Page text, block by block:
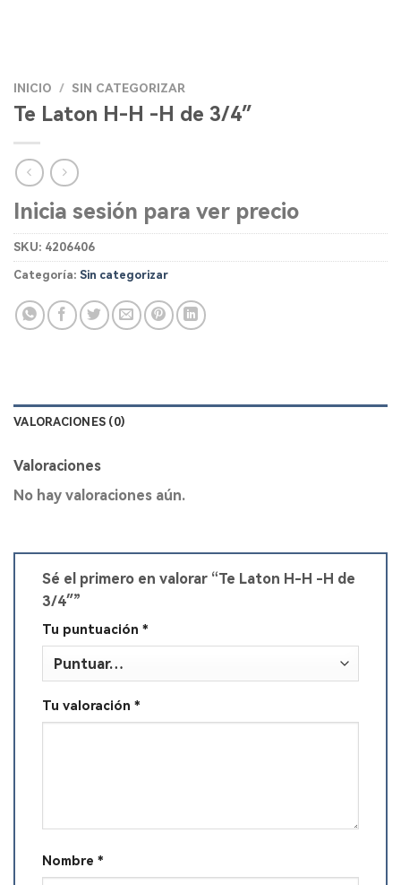
INICIO / SIN CATEGORIZAR
Te Laton H-H -H de 3/4″
Inicia sesión para ver precio
SKU: 4206406
Categoría: Sin categorizar
VALORACIONES (0)
Valoraciones
No hay valoraciones aún.
Sé el primero en valorar “Te Laton H-H -H de
3/4″”
Tu puntuación *
Tu valoración *
Nombre *